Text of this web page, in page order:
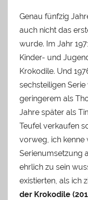
Genau fünfzig
auch nicht das
wurde. Im Jahr
Kinder- und
Krokodile. Und
sechsteiligen
geringerem als
Jahre später als
Teufel verkaufen
vorweg, ich kenne
Serienumsetzung
ehrlich zu sein
existierten, als ich
der Krokodile